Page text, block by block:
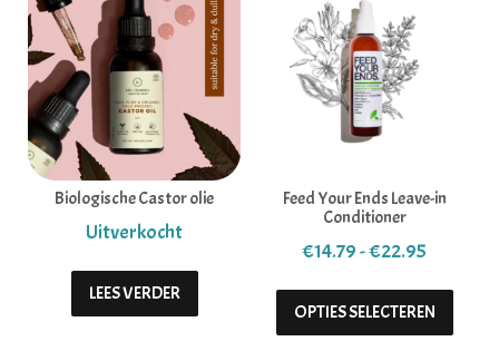
Biologische Castor olie
LEES VERDER
Feed Your Ends Leave-in
Conditioner
€14.79-€22.95
OPTIES SELECTEREN
Dit